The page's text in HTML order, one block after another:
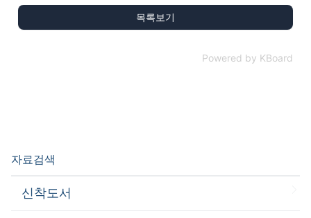
목록보기
Powered by KBoard
자료검색
신착도서